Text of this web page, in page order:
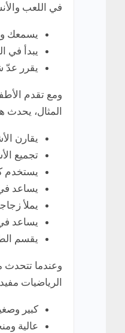
في اللعب
يسمعك
يبدأ في
يقرر عدّ
ومع تقدم
المثال، يحدث
يقارن
تجميع
يستخدم
يساعد
يملأ
يساعد
يقسم
وعندما
الرياضيات
كبير
عالية